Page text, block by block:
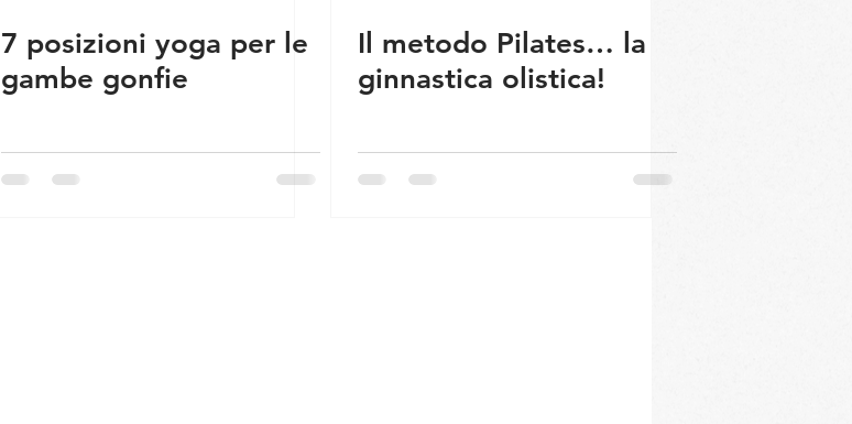
7 posizioni yoga per le
gambe gonfie
Il metodo Pilates… la
ginnastica olistica!